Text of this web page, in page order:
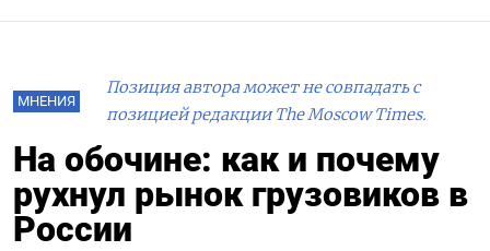
МНЕНИЯ
Позиция автора может не совпадать с
позицией редакции The Moscow Times.
На обочине: как и почему
рухнул рынок грузовиков в
России